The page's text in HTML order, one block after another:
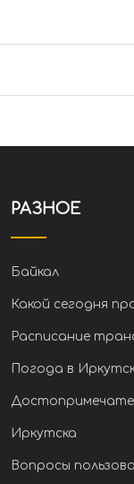
РАЗНОЕ
Байкал
Какой сегодня
Расписание
Погода в
Иркутска
Вопросы